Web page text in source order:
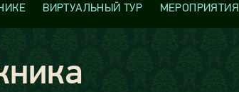
ВИРТУАЛЬНЫЙ ТУР МЕРОПРИЯТИЯ